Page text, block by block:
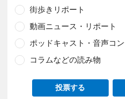
街歩きリポート
動画ニュース・リポート
ポッドキャスト・音声コ
コラムなどの読み物
投票する